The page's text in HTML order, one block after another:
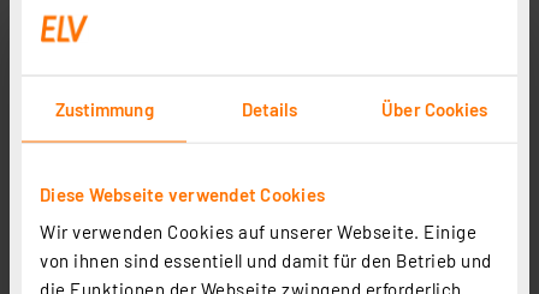
Zustimmung Details Über Cookies
Diese Webseite verwendet Cookies
Wir verwenden Cookies auf unserer Webseite. Einige
von ihnen sind essentiell und damit für den Betrieb und
die Funktionen der Webseite zwingend erforderlich.